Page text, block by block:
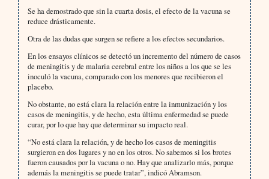
Se ha demostrado que sin la cuarta dosis, el efecto de la vacuna se
reduce drásticamente.
Otra de las dudas que surgen se refiere a los efectos secundarios.
En los ensayos clínicos se detectó un incremento del número de casos
de meningitis y de malaria cerebral entre los niños a los que se les
inoculó la vacuna, comparado con los menores que recibieron el
placebo.
No obstante, no está clara la relación entre la inmunización y los
casos de meningitis, y de hecho, esta última enfermedad se puede
curar, por lo que hay que determinar su impacto real.
“No está clara la relación, y de hecho los casos de meningitis
surgieron en dos lugares y no en los otros. No sabemos si los brotes
fueron causados por la vacuna o no. Hay que analizarlo más, porque
además la meningitis se puede tratar”, indicó Abramson.